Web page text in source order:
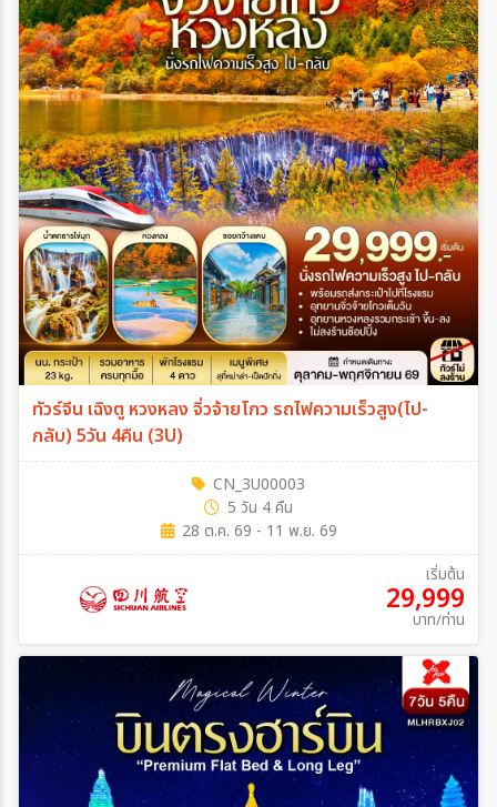
ทัวร์จีน เฉิงตู หวงหลง จิ่วจ้ายโกว รถไฟความเร็วสูง(ไป-
กลับ) 5วัน 4คืน (3U)
CN_3U00003
5 วัน 4 คืน
28 ต.ค. 69 - 11 พ.ย. 69
เริ่มต้น
29,999
บาท/ท่าน